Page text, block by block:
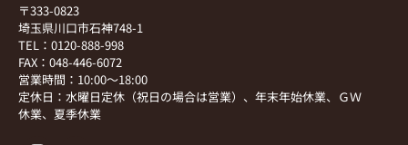
〒333-0823
埼玉県川口市石神748-1
TEL：0120-888-998
FAX：048-446-6072
営業時間：10:00～18:00
定休日：水曜日定休（祝日の場合は営業）、年末年始休業、ＧＷ
休業、夏季休業